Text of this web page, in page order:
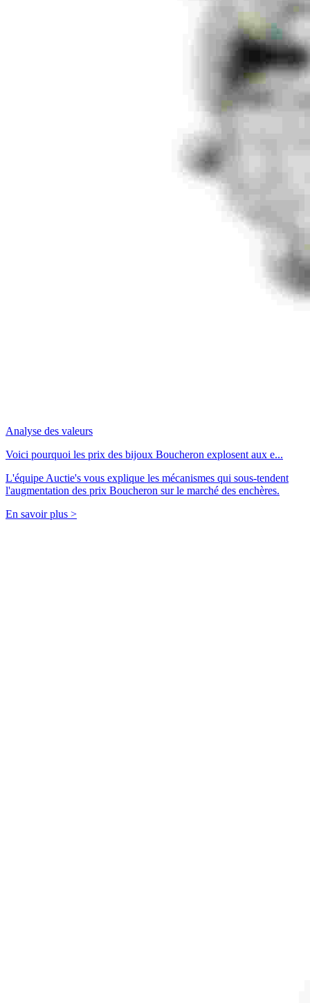
Analyse des valeurs
Voici pourquoi les prix des bijoux Boucheron explosent aux e...
L'équipe Auctie's vous explique les mécanismes qui sous-tendent
l'augmentation des prix Boucheron sur le marché des enchères.
En savoir plus >